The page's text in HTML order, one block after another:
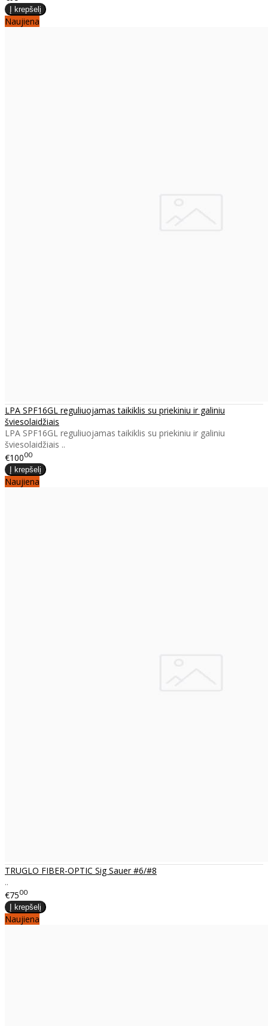
Naujiena
LPA SPF16GL reguliuojamas taikiklis su priekiniu ir galiniu
šviesolaidžiais
LPA SPF16GL reguliuojamas taikiklis su priekiniu ir galiniu
šviesolaidžiais ..
€10000
Naujiena
TRUGLO FIBER-OPTIC Sig Sauer #6/#8
..
€7500
Naujiena